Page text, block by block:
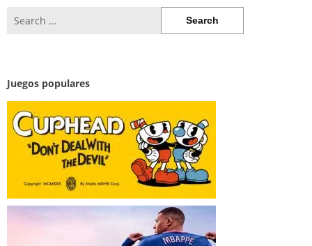
for:
Juegos populares